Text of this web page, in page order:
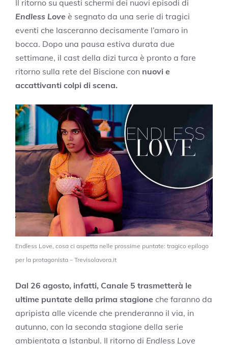
Il ritorno su questi schermi dei nuovi episodi di
Endless Love è segnato da una serie di tragici
eventi che lasceranno decisamente l’amaro in
bocca. Dopo una pausa estiva durata due
settimane, il cast della dizi turca è pronto a fare
ritorno sulla rete del Biscione con nuovi e
accattivanti colpi di scena.
Endless Love, cosa ci aspetta nelle prossime puntate: tragico epilogo
per la protagonista – Trevisolavora.it
Dal 26 agosto, infatti, Canale 5 trasmetterà le
ultime puntate della prima stagione che faranno da
apripista alle vicende che prenderanno il via, in
autunno, con la seconda stagione della serie
ambientata a Istanbul. Il ritorno di Endless Love